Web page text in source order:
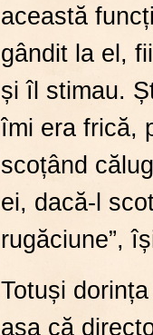
această
gândit la el,
și îl stimau.
îmi era frică,
scoțând
ei, dacă-l
rugăciune”,
Totuși
așa că